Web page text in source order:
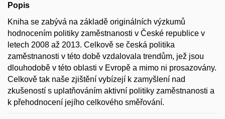
Popis
Kniha se zabývá na základě originálních výzkumů
hodnocením politiky zaměstnanosti v České republice v
letech 2008 až 2013. Celkově se česká politika
zaměstnanosti v této době vzdalovala trendům, jež jsou
dlouhodobě v této oblasti v Evropě a mimo ni prosazovány.
Celkově tak naše zjištění vybízejí k zamyšlení nad
zkušeností s uplatňováním aktivní politiky zaměstnanosti a
k přehodnocení jejího celkového směřování.